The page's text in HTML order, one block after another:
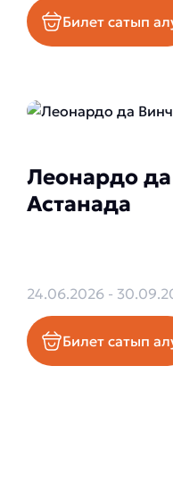
Билет сатып
Леонардо
Астанада
24.06.2026 -
Билет сатып